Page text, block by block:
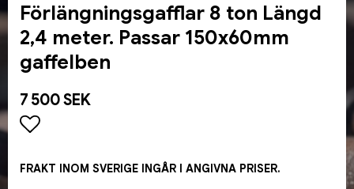
Förlängningsgafflar 8 ton Längd
2,4 meter. Passar 150x60mm
gaffelben
7 500 SEK
FRAKT INOM SVERIGE INGÅR I ANGIVNA PRISER.